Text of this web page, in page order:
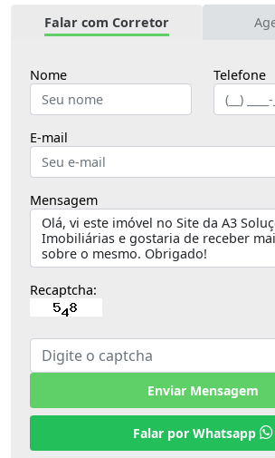
Falar com Corretor
Nome Telefone
E-mail
Mensagem
Recaptcha:
Enviar Mensagem
Falar por Whatsapp